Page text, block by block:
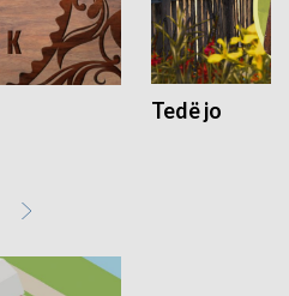
Tedë jo